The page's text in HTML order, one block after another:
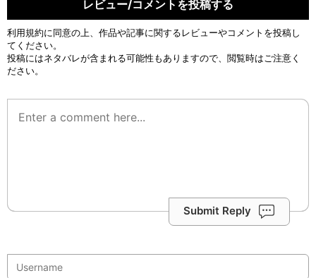
レビュー/コメントを投稿する
利用規約に同意の上、作品や記事に関するレビューやコメントを投稿し
てください。
投稿にはネタバレが含まれる可能性もありますので、閲覧時はご注意く
ださい。
Submit Reply